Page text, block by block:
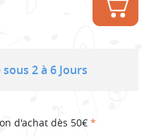
2 à 6 Jours
d'achat dès 50€ *